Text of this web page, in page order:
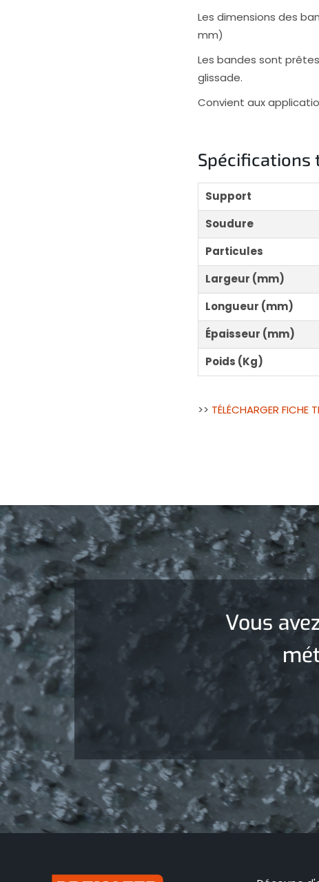
Les dimensions des
mm)
Les bandes sont
glissade.
Convient aux
Spécifications
Support
Soudure
Particules
Largeur (mm)
Longueur (mm)
Épaisseur (mm)
Poids (Kg)
>> TÉLÉCHARGER FICHE
Vous